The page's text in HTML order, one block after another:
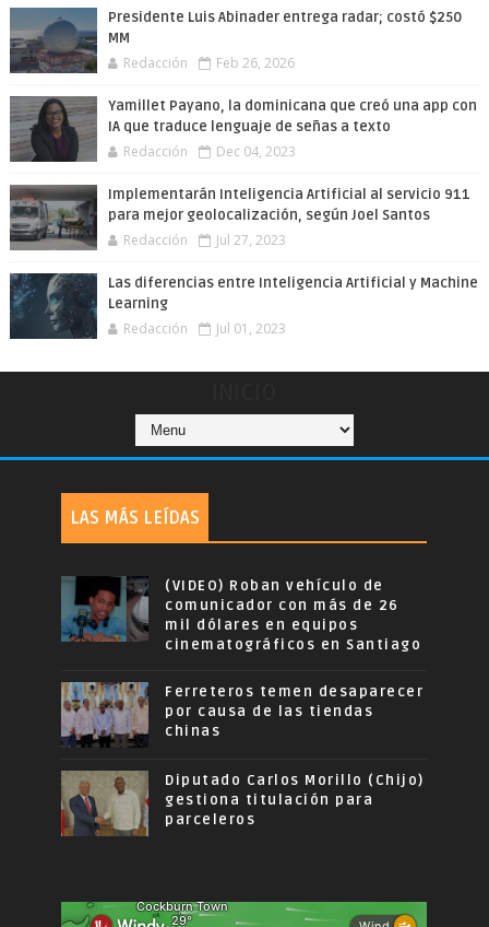
Presidente Luis Abinader entrega radar; costó $250
MM
Redacción Feb 26, 2026
Yamillet Payano, la dominicana que creó una app con
IA que traduce lenguaje de señas a texto
Redacción Dec 04, 2023
Implementarán Inteligencia Artificial al servicio 911
para mejor geolocalización, según Joel Santos
Redacción Jul 27, 2023
Las diferencias entre Inteligencia Artificial y Machine
Learning
Redacción Jul 01, 2023
LAS MÁS LEÍDAS
(VIDEO) Roban vehículo de
comunicador con más de 26
mil dólares en equipos
cinematográficos en Santiago
Ferreteros temen desaparecer
por causa de las tiendas
chinas
Diputado Carlos Morillo (Chijo)
gestiona titulación para
parceleros